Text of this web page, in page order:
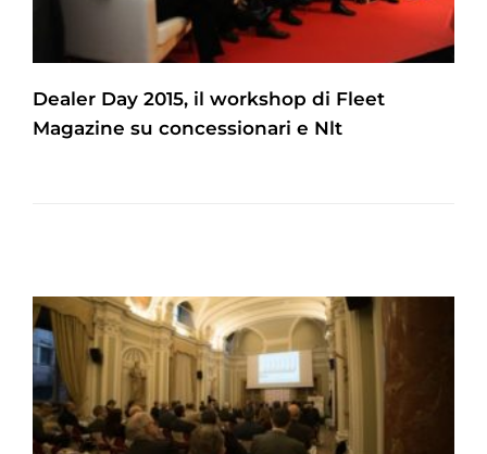
Dealer Day 2015, il workshop di Fleet
Magazine su concessionari e Nlt